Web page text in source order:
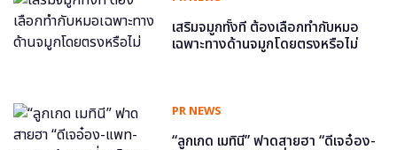
เสริมจมูกทั้งที ต้องเลือกทำกับหมอ
เฉพาะทางด้านจมูกโดยตรงหรือไม่
PR NEWS
“ลูกเกด เมทินี” ฟาดสายฮา “ดีเจอ๋อง-